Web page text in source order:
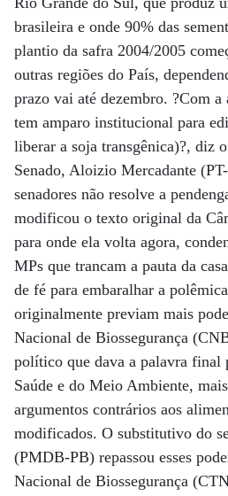
brasileira e onde 90% das
plantio da safra 2004/2005
outras regiões do País,
prazo vai até dezembro. ?Com
tem amparo institucional para
liberar a soja transgênica)?, diz
Senado, Aloizio Mercadante
senadores não resolve a
modificou o texto original da
para onde ela volta agora,
MPs que trancam a pauta da
de fé para embaralhar a
originalmente previam mais
Nacional de Biossegurança
político que dava a palavra final
Saúde e do Meio Ambiente,
argumentos contrários aos
modificados. O substitutivo do
(PMDB-PB) repassou esses
Nacional de Biossegurança